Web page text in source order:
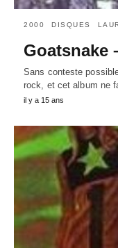
2000 DISQUES
Goatsnake
Sans conteste
rock, et cet album ne
il y a 15 ans